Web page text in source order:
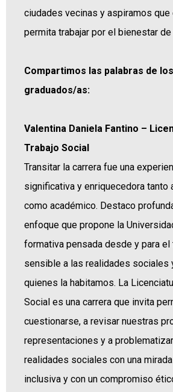
ciudades vecinas y aspiramos
permita trabajar por el bienestar de
Compartimos las palabras de
graduados/as:
Valentina Daniela Fantino –
Trabajo Social
Transitar la carrera fue una
significativa y enriquecedora tanto
como académico. Destaco
enfoque que propone la
formativa pensada desde y para el
sensible a las realidades sociales
quienes la habitamos. La
Social es una carrera que invita
cuestionarse, a revisar nuestras
representaciones y a
realidades sociales con una
inclusiva y con un compromiso